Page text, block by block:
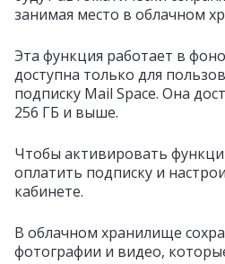
занимая место в облачном
Эта функция работает в
доступна только для
подписку Mail Space. Она
256 ГБ и выше.
Чтобы активировать
оплатить подписку и
кабинете.
В облачном хранилище
фотографии и видео,